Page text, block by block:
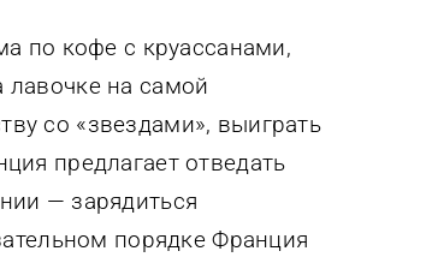
по кофе с круассанами,
лавочке на самой
со «звездами», выиграть
предлагает отведать
— зарядиться
порядке Франция